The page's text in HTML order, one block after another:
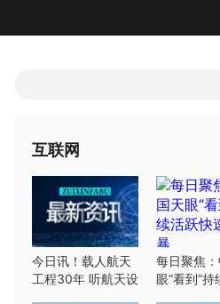
互联网
今日讯！载人航天
工程30年 听航天设
每日聚焦
眼“看到”持